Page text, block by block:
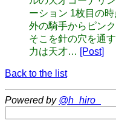
ーション 1枚目の
外の騎手からピン
そこを針の穴を通
力は天才… [Post]
Back to the list
Powered by @h_hiro_